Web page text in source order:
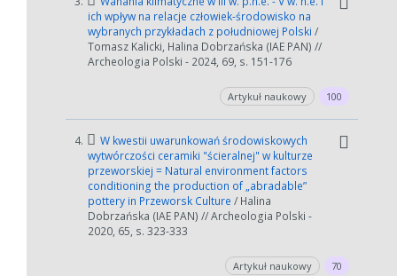
ich wpływ na relacje człowiek-środowisko na
wybranych przykładach z południowej Polski /
Tomasz Kalicki, Halina Dobrzańska (IAE PAN) //
Archeologia Polski - 2024, 69, s. 151-176
Artykuł naukowy 100
4.
W kwestii uwarunkowań środowiskowych
wytwórczości ceramiki "ścieralnej" w kulturze
przeworskiej = Natural environment factors
conditioning the production of „abradable”
pottery in Przeworsk Culture / Halina
Dobrzańska (IAE PAN) // Archeologia Polski -
2020, 65, s. 323-333
Artykuł naukowy 70